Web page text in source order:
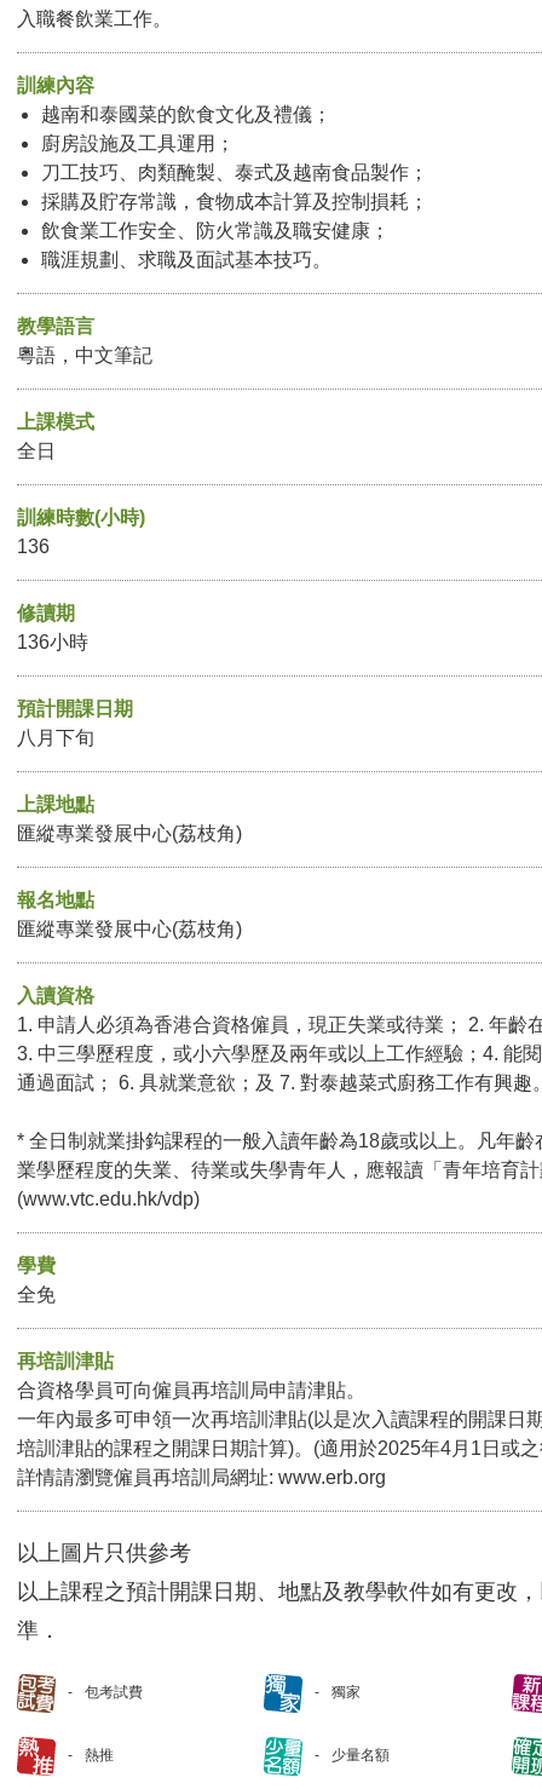
入職餐飲業工作。
訓練內容
越南和泰國菜的飲食文化及禮儀；
廚房設施及工具運用；
刀工技巧、肉類醃製、泰式及越南食品製作；
採購及貯存常識，食物成本計算及控制損耗；
飲食業工作安全、防火常識及職安健康；
職涯規劃、求職及面試基本技巧。
教學語言
粵語，中文筆記
上課模式
全日
訓練時數(小時)
136
修讀期
136小時
預計開課日期
八月下旬
上課地點
匯縱專業發展中心(荔枝角)
報名地點
匯縱專業發展中心(荔枝角)
入讀資格
1. 申請人必須為香港合資格僱員，現正失業或待業； 2. 年齡
3. 中三學歷程度，或小六學歷及兩年或以上工作經驗；4. 能
通過面試； 6. 具就業意欲；及 7. 對泰越菜式廚務工作有興趣
* 全日制就業掛鈎課程的一般入讀年齡為18歲或以上。凡年
業學歷程度的失業、待業或失學青年人，應報讀「青年培育
(www.vtc.edu.hk/vdp)
學費
全免
再培訓津貼
合資格學員可向僱員再培訓局申請津貼。
一年內最多可申領一次再培訓津貼(以是次入讀課程的開課日
培訓津貼的課程之開課日期計算)。(適用於2025年4月1日或
詳情請瀏覽僱員再培訓局網址: www.erb.org
以上圖片只供參考
以上課程之預計開課日期、地點及教學軟件如有更改
準．
包考試費 獨家
熱推 少量名額